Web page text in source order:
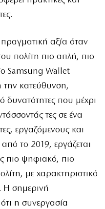
αξία όταν
πολίτη πιο απλή, πιο
Samsung Wallet
την κατεύθυνση,
δυνατότητες που μέχρι
τες σε ένα
εργαζόμενους και
το 2019, εργάζεται
πιο ψηφιακό, πιο
με χαρακτηριστικό
. Η σημερινή
η συνεργασία